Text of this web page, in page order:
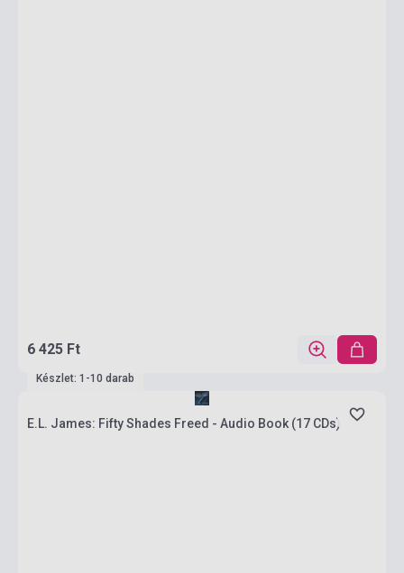
6 425 Ft
Készlet: 1-10 darab
E.L. James: Fifty Shades Freed - Audio Book (17 CDs)